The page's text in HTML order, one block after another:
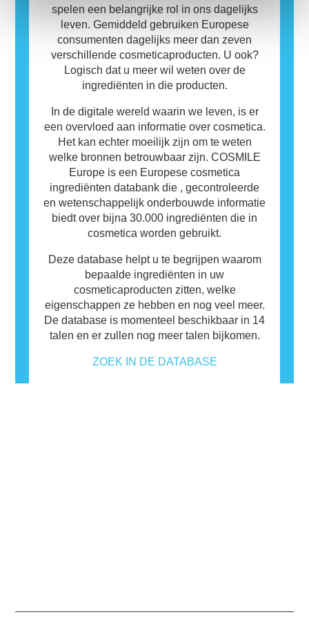
veilig is voor anderen om te gebruiken.
spelen een belangrijke rol in ons dagelijks
leven. Gemiddeld gebruiken Europese
consumenten dagelijks meer dan zeven
verschillende cosmeticaproducten. U ook?
Logisch dat u meer wil weten over de
ingrediënten in die producten.
In de digitale wereld waarin we leven, is er
een overvloed aan informatie over cosmetica.
Het kan echter moeilijk zijn om te weten
welke bronnen betrouwbaar zijn. COSMILE
Europe is een Europese cosmetica
ingrediënten databank die , gecontroleerde
en wetenschappelijk onderbouwde informatie
biedt over bijna 30.000 ingrediënten die in
cosmetica worden gebruikt.
Deze database helpt u te begrijpen waarom
bepaalde ingrediënten in uw
cosmeticaproducten zitten, welke
eigenschappen ze hebben en nog veel meer.
De database is momenteel beschikbaar in 14
talen en er zullen nog meer talen bijkomen.
ZOEK IN DE DATABASE